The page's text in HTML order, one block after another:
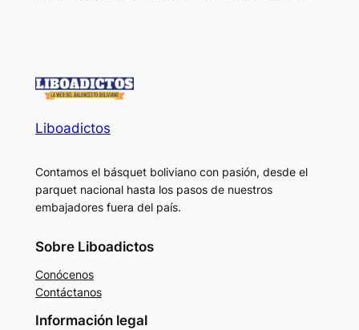
Liboadictos
Contamos el básquet boliviano con pasión, desde el
parquet nacional hasta los pasos de nuestros
embajadores fuera del país.
Sobre Liboadictos
Conócenos
Contáctanos
Información legal